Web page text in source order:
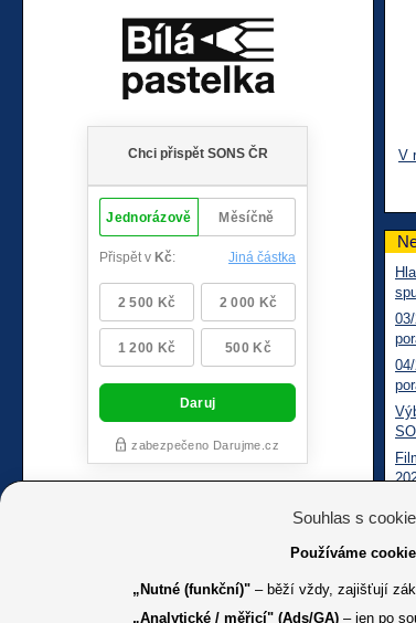
V
Souhlas s
Používáme
„Nutné (funkční)" – běží vždy, zajišťují
„Analytické / měřicí" (Ads/GA) – jen po